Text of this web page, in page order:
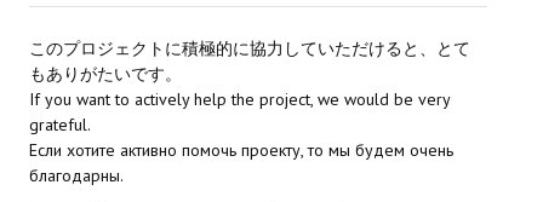
Sea Dogs - City of Abandoned Ships Remaster Fan Edition
Sea Dogs Remaster Fan Edition
НОВОСТИ ПОРТАЛА
Новости
このプロジェクトに積極的に協力していただけると、とて
もありがたいです。
If you want to actively help the project, we would be very
grateful.
Если хотите активно помочь проекту, то мы будем очень
благодарны.